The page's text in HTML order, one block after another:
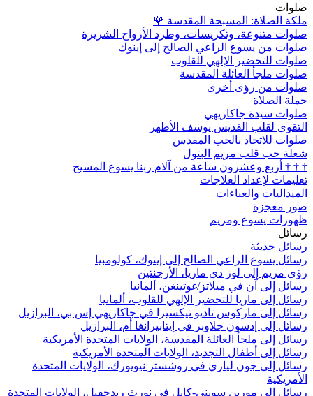
صلوات
ملكة الصلاة: المسبحة المقدسة 🌹
صلوات متنوعة، وتكريسات، وطرد الأرواح الشريرة
صلوات من يسوع الراعي الصالح إلى إينوك
صلوات للتحضير الإلهي للقلوب
صلوات ملجأ العائلة المقدسة
صلوات من رؤى أخرى
حملة الصلاة
صلوات سيدة جاكاريهي
التقوى لقلب القديس يوسف الأطهر
صلوات للاتحاد بالحب المقدس
شعلة حب قلب مريم البتول
†
†
† أربع وعشرون ساعة من آلام ربنا يسوع المسيح
تعليمات لإعداد العلاجات
الميداليات والعباءات
صور معجزة
ظهورات يسوع ومريم
رسائل
رسائل حديثة
رسائل يسوع الراعي الصالح إلى إينوك، كولومبيا
رؤى مريم إلى لوز دي ماريا، الأرجنتين
رسائل إلى آن في ميلاتز/غوتينغن، ألمانيا
رسائل إلى ماريا للتحضير الإلهي للقلوب، ألمانيا
رسائل إلى ماركوس تاديو تيكسيرا في جاكاريهي إس بي، البرازيل
رسائل إلى إدسون جلاوبر في إيتابيرانغا أم، البرازيل
رسائل إلى ملجأ العائلة المقدسة، الولايات المتحدة الأمريكية
رسائل إلى أطفال التجديد، الولايات المتحدة الأمريكية
رسائل إلى جون لياري في روشستر نيويورك، الولايات المتحدة
الأمريكية
رسائل إلى مورين سويني-كايل في نورث ريدجفيل، الولايات المتحدة